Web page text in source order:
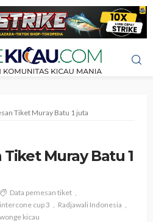
Tiket Muray Batu 1 juta
Muray Batu 1
Data pemesan tiket
intercone cup 3
Radjawali Indonesia
wonge kicau